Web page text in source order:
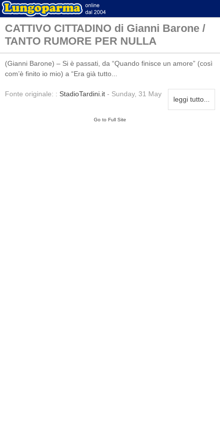
CATTIVO CITTADINO di Gianni Barone /
TANTO RUMORE PER NULLA
(Gianni Barone) – Si è passati, da “Quando finisce un amore” (così
com’è finito io mio) a “Era già tutto...
leggi tutto...
Fonte originale: : StadioTardini.it - Sunday, 31 May
Go to Full Site